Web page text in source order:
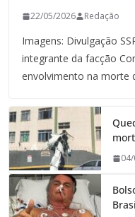
22/05/2026 Redação
Imagens: Divulgação
integrante da facção
envolvimento na morte